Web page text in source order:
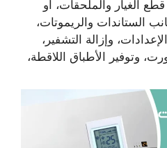
الغيار والملحقات، أو
الستاندات والريموتات،
وإزالة التشفير،
وتوفير الأطباق اللاقطة،